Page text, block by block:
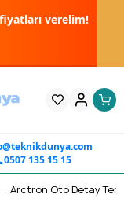
verelim!
0507 135 15 15